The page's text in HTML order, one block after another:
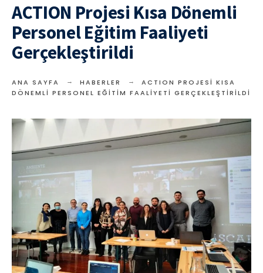
ACTION Projesi Kısa Dönemli
Personel Eğitim Faaliyeti
Gerçekleştirildi
ANA SAYFA HABERLER
ACTION PROJESI KISA
DÖNEMLI PERSONEL EĞITIM FAALIYETI GERÇEKLEŞTIRILDI